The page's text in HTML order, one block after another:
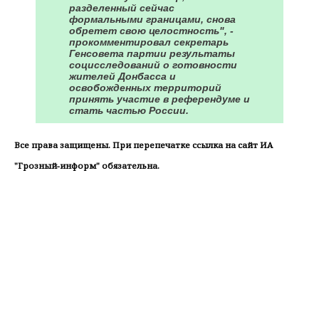
разделенный сейчас
формальными границами, снова
обретет свою целостность", -
прокомментировал секретарь
Генсовета партии результаты
социсследований о готовности
жителей Донбасса и
освобожденных территорий
принять участие в референдуме и
стать частью России.
Все права защищены. При перепечатке ссылка на сайт ИА
"Грозный-информ" обязательна.